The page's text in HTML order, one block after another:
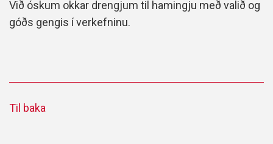
Við óskum okkar drengjum til hamingju með valið og
góðs gengis í verkefninu.
Til baka